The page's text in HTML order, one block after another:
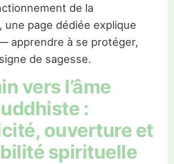
de la
une page dédiée explique
apprendre à se protéger,
de sagesse.
vers l’âme
:
ouverture et
spirituelle